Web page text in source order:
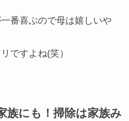
番喜ぶので母は嬉しいや
ですよね(笑）
族にも！掃除は家族み